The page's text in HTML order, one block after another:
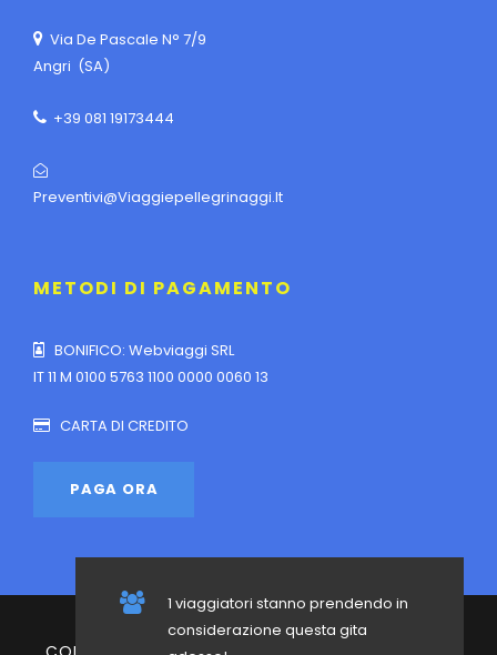
1 viaggiatori stanno prendendo in
considerazione questa gita
Via De Pascale N° 7/9
Angri (SA)
+39 081 19173444
Preventivi@viaggiepellegrinaggi.it
METODI DI PAGAMENTO
BONIFICO: Webviaggi SRL
IT 11 M 0100 5763 1100 0000 0060 13
CARTA DI CREDITO